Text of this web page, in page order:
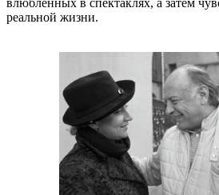
реальной жизни.